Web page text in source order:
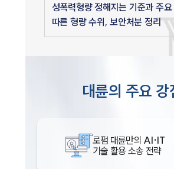
성폭력형량 정해지는 기준과 주
따른 형량 수위, 보안처분 정리
대륜의 주요 강
로펌 대륜만의 AI·IT
기술 활용 소송 전략